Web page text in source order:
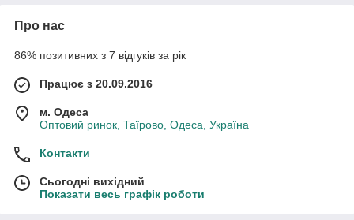
Про нас
86% позитивних з 7 відгуків за рік
Працює з 20.09.2016
м. Одеса
Оптовий ринок, Таїрово, Одеса, Україна
Контакти
Сьогодні вихідний
Показати весь графік роботи